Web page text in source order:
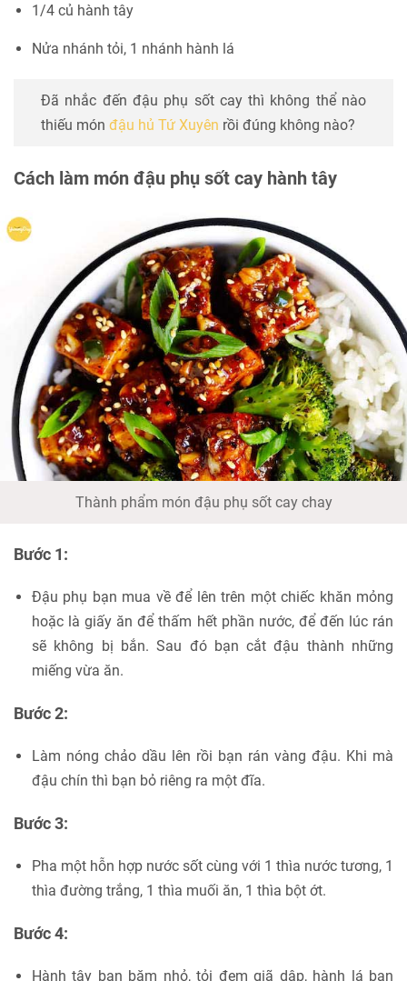
1/4 củ hành tây
Nửa nhánh tỏi, 1 nhánh hành lá
Đã nhắc đến đậu phụ sốt cay thì không thể nào
thiếu món đậu hủ Tứ Xuyên rồi đúng không nào?
Cách làm món đậu phụ sốt cay hành tây
Thành phẩm món đậu phụ sốt cay chay
Bước 1:
Đậu phụ bạn mua về để lên trên một chiếc khăn mỏng
hoặc là giấy ăn để thấm hết phần nước, để đến lúc rán
sẽ không bị bắn. Sau đó bạn cắt đậu thành những
miếng vừa ăn.
Bước 2:
Làm nóng chảo dầu lên rồi bạn rán vàng đậu. Khi mà
đậu chín thì bạn bỏ riêng ra một đĩa.
Bước 3:
Pha một hỗn hợp nước sốt cùng với 1 thìa nước tương, 1
thìa đường trắng, 1 thìa muối ăn, 1 thìa bột ớt.
Bước 4:
Hành tây bạn băm nhỏ, tỏi đem giã dập, hành lá bạn